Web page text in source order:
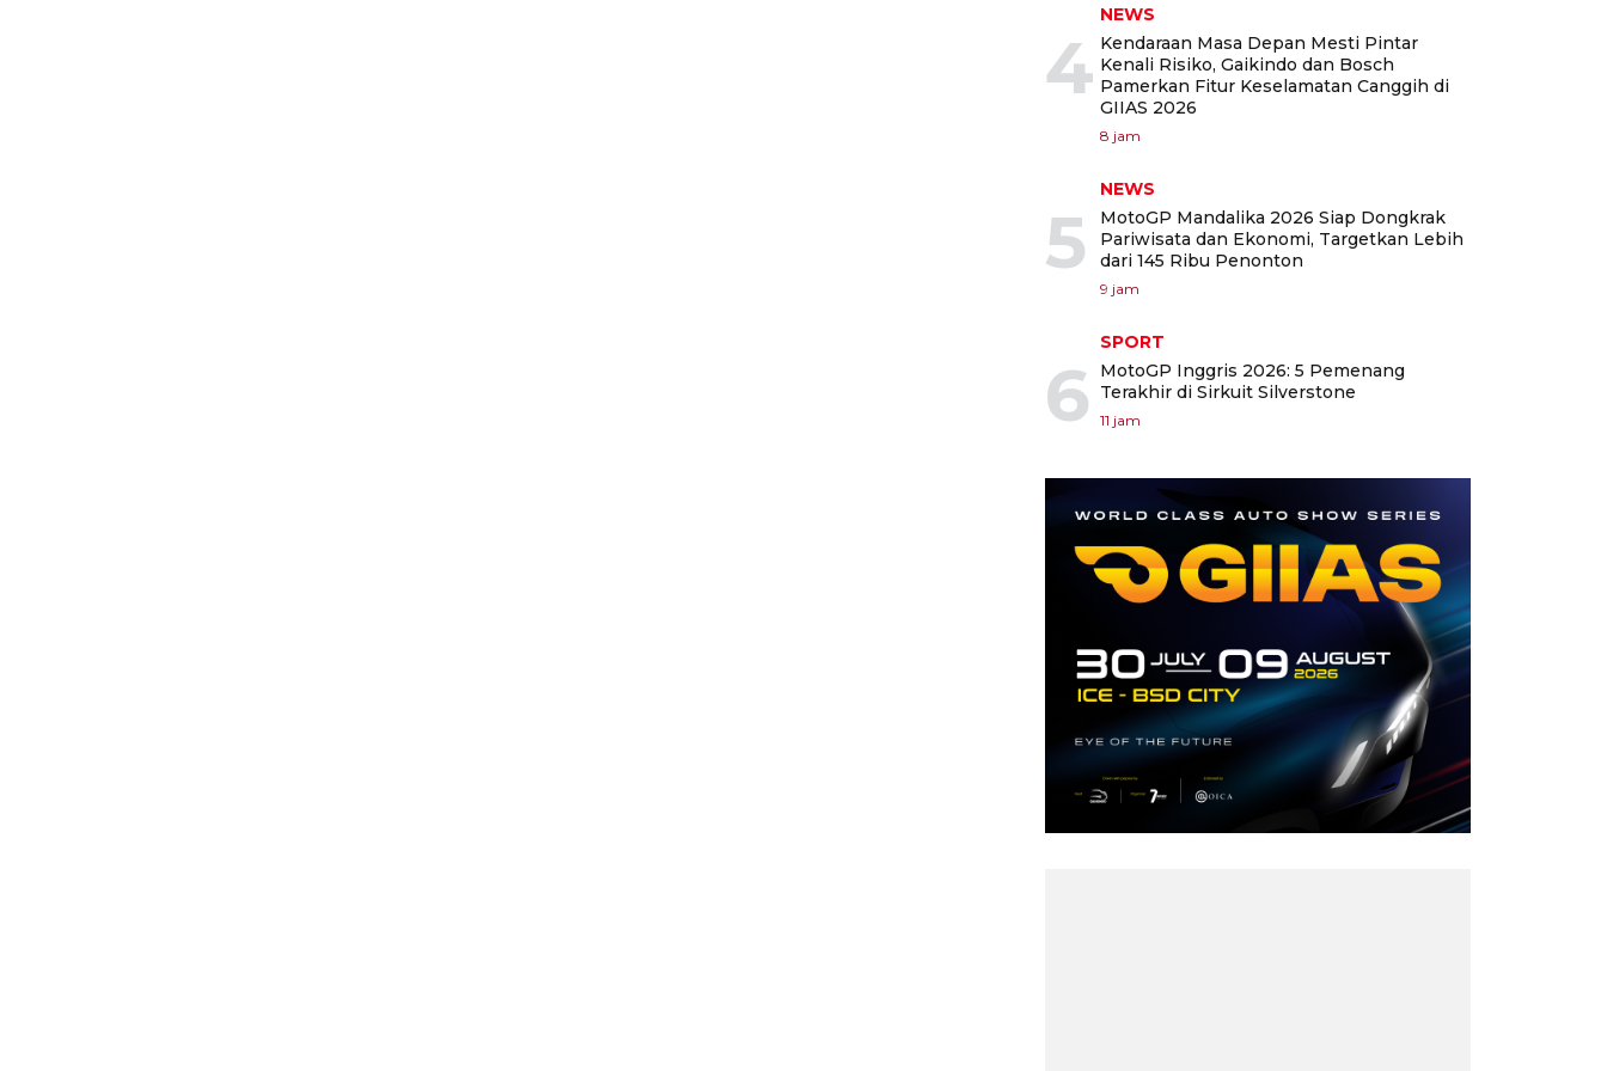
4
NEWS
Kendaraan Masa Depan Mesti Pintar
Kenali Risiko, Gaikindo dan Bosch
Pamerkan Fitur Keselamatan Canggih di
GIIAS 2026
8 jam
5
NEWS
MotoGP Mandalika 2026 Siap Dongkrak
Pariwisata dan Ekonomi, Targetkan Lebih
dari 145 Ribu Penonton
9 jam
6
SPORT
MotoGP Inggris 2026: 5 Pemenang
Terakhir di Sirkuit Silverstone
11 jam